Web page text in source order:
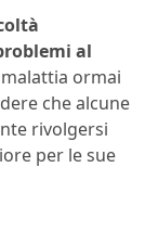
al
ormai
che alcune
rivolgersi
per le sue